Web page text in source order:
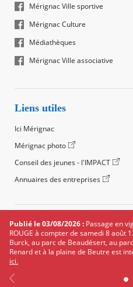
Publié le 03/08/2026 : Passage en
ROUGE à compter de samedi 8 août
Burck, au parc de Beaudésert, au
Renard et à la plaine de Beutre est
ici.
Mérignac Ville sportive
Mérignac Culture
Médiathèques
Mérignac Ville associative
Liens utiles
Ici Mérignac
Mérignac photo
Conseil des jeunes - l'IMPACT
Annuaires des entreprises
©2024 Ville de
Footer
legals
Mentions légales Salle
Foire aux questions (FAQ)